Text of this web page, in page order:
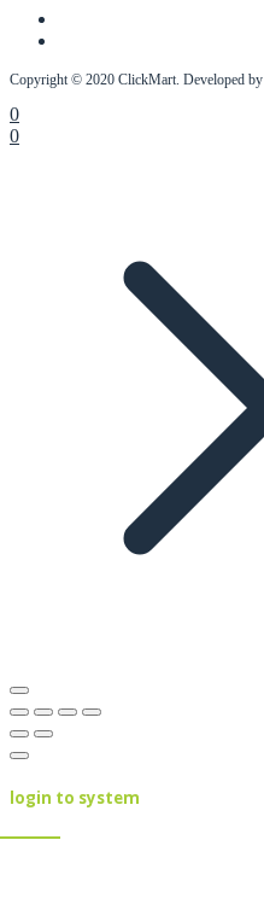
Copyright © 2020 ClickMart. Developed by
0
0
login to system